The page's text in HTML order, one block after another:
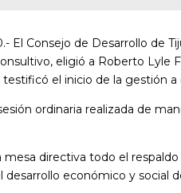
El Consejo de Desarrollo de
eligió a Roberto
el inicio de la gestión
ordinaria realizada de
directiva todo el
económico y social